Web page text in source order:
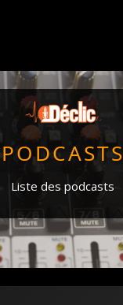
PODCASTS
Liste des podcasts